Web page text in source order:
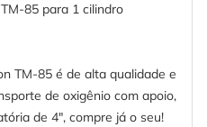
85 para 1 cilindro
TM-85 é de alta qualidade e
de oxigênio com apoio,
de 4", compre já o seu!